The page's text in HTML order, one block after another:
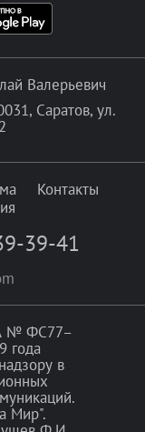
Валерьевич
Саратов, ул.
Контакты
39-41
№ ФС77–
года
в
Мир".